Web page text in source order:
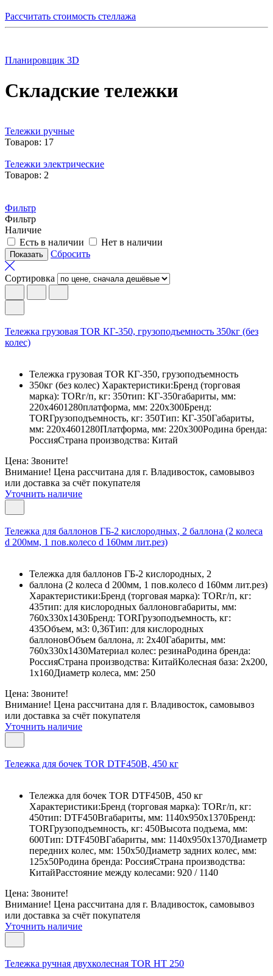
Рассчитать стоимость стеллажа
Планировщик 3D
Складские тележки
Тележки ручные
Товаров: 17
Тележки электрические
Товаров: 2
Фильтр
Фильтр
Наличие
Есть в наличии
Нет в наличии
Сбросить
Сортировка
Тележка грузовая TOR КГ-350, грузоподъемность 350кг (без
колес)
Тележка грузовая TOR КГ-350, грузоподъемность
350кг (без колес) Характеристики:Бренд (торговая
марка): TORг/п, кг: 350тип: КГ-350габариты, мм:
220х4601280платформа, мм: 220х300Бренд:
TORГрузоподъемность, кг: 350Тип: КГ-350Габариты,
мм: 220х4601280Платформа, мм: 220х300Родина бренда:
РоссияСтрана производства: Китай
Цена: Звоните!
Внимание! Цена рассчитана для г. Владивосток, самовывоз
или доставка за счёт покупателя
Уточнить наличие
Тележка для баллонов ГБ-2 кислородных, 2 баллона (2 колеса
d 200мм, 1 пов.колесо d 160мм лит.рез)
Тележка для баллонов ГБ-2 кислородных, 2
баллона (2 колеса d 200мм, 1 пов.колесо d 160мм лит.рез)
Характеристики:Бренд (торговая марка): TORг/п, кг:
435тип: для кислородных баллоновгабариты, мм:
760х330х1430Бренд: TORГрузоподъемность, кг:
435Объем, м3: 0,36Тип: для кислородных
баллоновОбъем баллона, л: 2х40Габариты, мм:
760х330х1430Материал колес: резинаРодина бренда:
РоссияСтрана производства: КитайКолесная база: 2х200,
1х160Диаметр колеса, мм: 250
Цена: Звоните!
Внимание! Цена рассчитана для г. Владивосток, самовывоз
или доставка за счёт покупателя
Уточнить наличие
Тележка для бочек TOR DTF450B, 450 кг
Тележка для бочек TOR DTF450B, 450 кг
Характеристики:Бренд (торговая марка): TORг/п, кг:
450тип: DTF450Bгабариты, мм: 1140х950х1370Бренд:
TORГрузоподъемность, кг: 450Высота подъема, мм:
600Тип: DTF450BГабариты, мм: 1140х950х1370Диаметр
передних колес, мм: 150х50Диаметр задних колес, мм:
125х50Родина бренда: РоссияСтрана производства:
КитайРасстояние между колесами: 920 / 1140
Цена: Звоните!
Внимание! Цена рассчитана для г. Владивосток, самовывоз
или доставка за счёт покупателя
Уточнить наличие
Тележка ручная двухколесная TOR HT 250